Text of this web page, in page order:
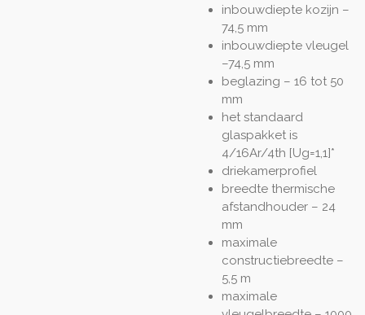
inbouwdiepte kozijn –
74,5 mm
inbouwdiepte vleugel
–74,5 mm
beglazing – 16 tot 50
mm
het standaard
glaspakket is
4/16Ar/4th [Ug=1,1]*
driekamerprofiel
breedte thermische
afstandhouder – 24
mm
maximale
constructiebreedte –
5,5 m
maximale